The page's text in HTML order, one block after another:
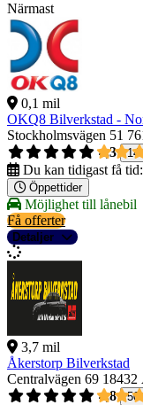
Närmast
0,1 mil
OKQ8 Bilverkstad -
Stockholmsvägen 51
4,3
14
Du kan tidigast få tid:
Öppettider
Möjlighet till lånebil
Få offerter
Detaljer
3,7 mil
Åkerstorp Bilverkstad
Centralvägen 69 18432
4,8
50